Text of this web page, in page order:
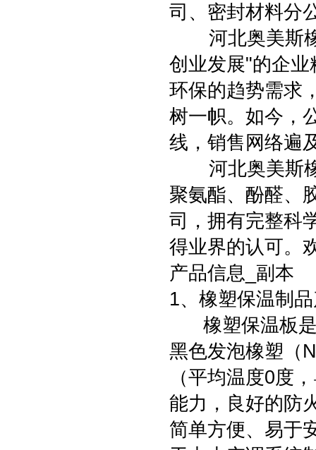
司、密封材料分
河北奥美斯橡
创业发展"的企
环保的趋势需求
树一帜。如今，
线，销售网络遍
河北奥美斯橡
聚氨酯、酚醛、
司，拥有完整科
得业界的认可。
产品信息_副本
1、橡塑保温制
橡塑保温板是
黑色发泡橡塑（
（平均温度0度
能力，良好的防
简单方便、易于